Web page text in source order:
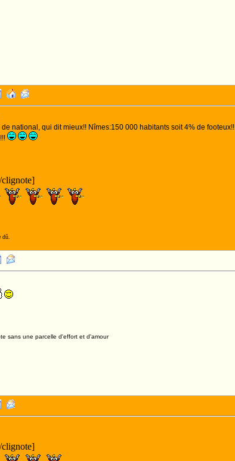
national, qui dit mieux!! Nîmes:150 000 habitants soit 4% de footeux!!
clignote]
sans une parcelle d'effort et d'amour
clignote]